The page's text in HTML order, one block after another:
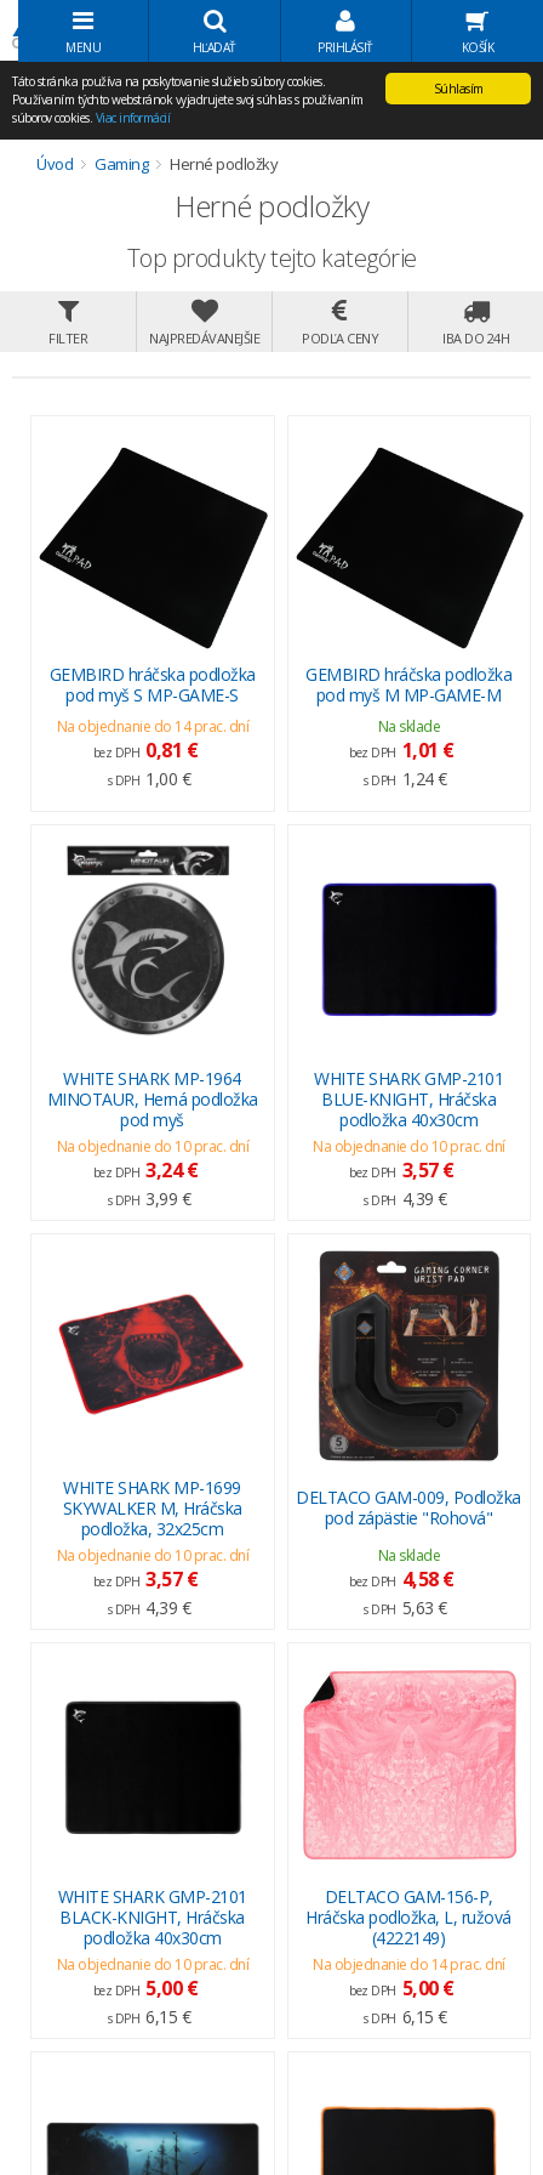
Volať Agem
MENU HĽADAŤ PRIHLÁSIŤ KOŠÍK
Súhlasím
Táto stránka používa na poskytovanie služieb súbory cookies.
Používaním týchto webstránok vyjadrujete svoj súhlas s používaním
súborov cookies. Viac informácií
Úvod Gaming Herné podložky
Herné podložky
Top produkty tejto kategórie
FILTER NAJPREDÁVANEJŠIE PODĽA CENY IBA DO 24H
GEMBIRD hráčska podložka
pod myš S MP-GAME-S
Na objednanie do 14 prac. dní
bez DPH 0,81 €
s DPH 1,00 €
GEMBIRD hráčska podložka
pod myš M MP-GAME-M
Na sklade
bez DPH 1,01 €
s DPH 1,24 €
WHITE SHARK MP-1964
MINOTAUR, Herná podložka
pod myš
Na objednanie do 10 prac. dní
bez DPH 3,24 €
s DPH 3,99 €
WHITE SHARK GMP-2101
BLUE-KNIGHT, Hráčska
podložka 40x30cm
Na objednanie do 10 prac. dní
bez DPH 3,57 €
s DPH 4,39 €
WHITE SHARK MP-1699
SKYWALKER M, Hráčska
podložka, 32x25cm
Na objednanie do 10 prac. dní
bez DPH 3,57 €
s DPH 4,39 €
DELTACO GAM-009, Podložka
pod zápästie "Rohová"
Na sklade
bez DPH 4,58 €
s DPH 5,63 €
WHITE SHARK GMP-2101
BLACK-KNIGHT, Hráčska
podložka 40x30cm
Na objednanie do 10 prac. dní
bez DPH 5,00 €
s DPH 6,15 €
DELTACO GAM-156-P,
Hráčska podložka, L, ružová
(4222149)
Na objednanie do 14 prac. dní
bez DPH 5,00 €
s DPH 6,15 €